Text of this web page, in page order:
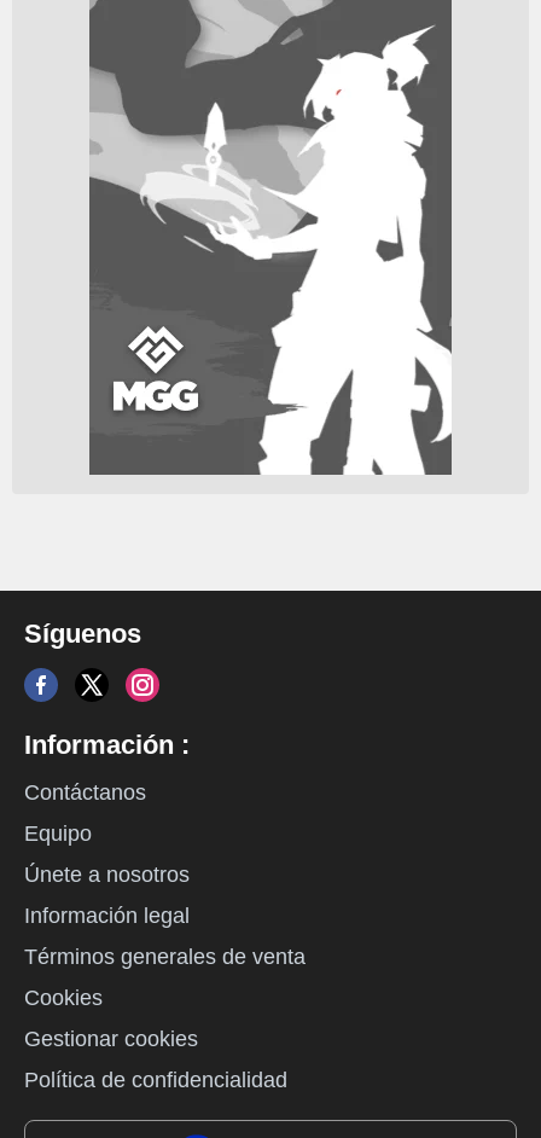
Síguenos
Información :
Contáctanos
Equipo
Únete a nosotros
Información legal
Términos generales de venta
Cookies
Gestionar cookies
Política de confidencialidad